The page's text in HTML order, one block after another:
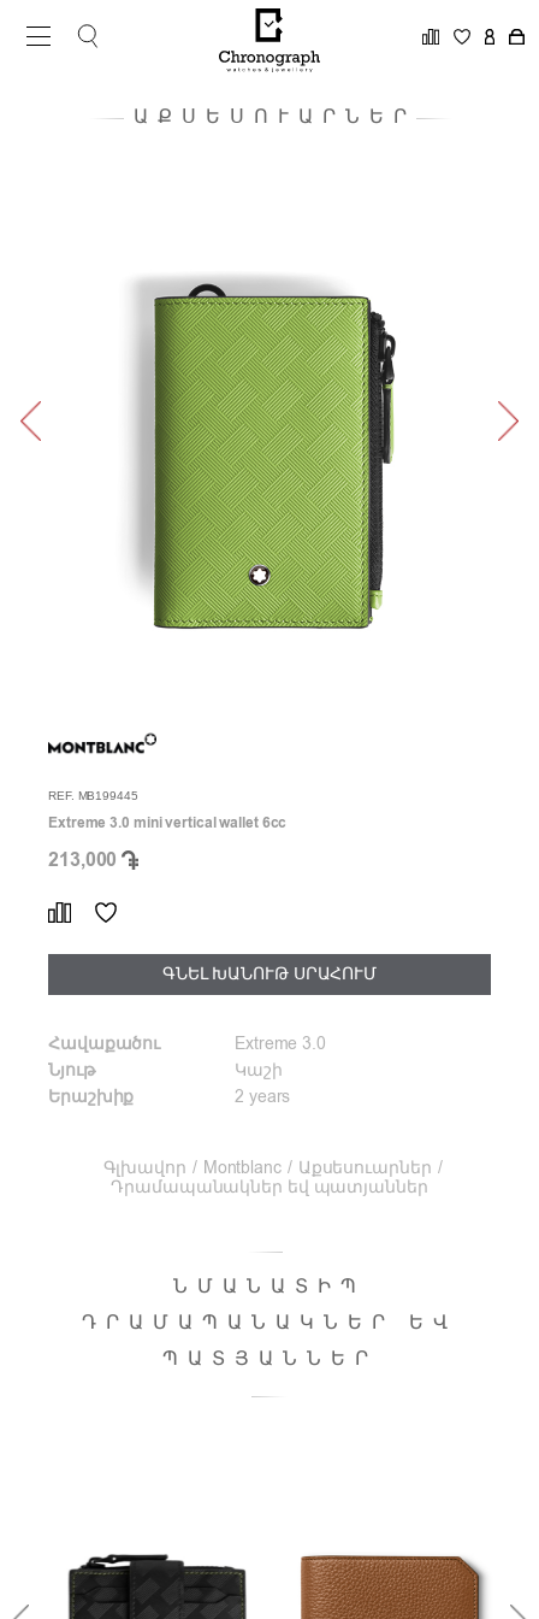
ԱՔՍԵՍՈՒԱՐՆԵՐ
REF. MB199445
Extreme 3.0 mini vertical wallet 6cc
213,000
ԳՆԵԼ ԽԱՆՈՒԹ ՍՐԱՀՈՒՄ
Հավաքածու
Extreme 3.0
Նյութ
Կաշի
Երաշխիք
2 years
Գլխավոր / Montblanc / Աքսեսուարներ /
Դրամապանակներ եվ պատյաններ
ՆՄԱՆԱՏԻՊ
ԴՐԱՄԱՊԱՆԱԿՆԵՐ ԵՎ
ՊԱՏՅԱՆՆԵՐ